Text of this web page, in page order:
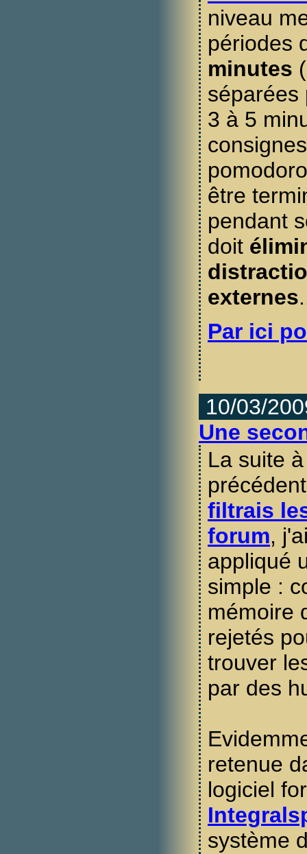
niveau
périodes
minutes
séparées
3 à 5
être
pendant
doit
externes
Par ici
10/03/
Une
La suite
filtrais
forum,
appliqué
simple :
mémoire
rejetés
trouver
par des
retenue
logiciel
système